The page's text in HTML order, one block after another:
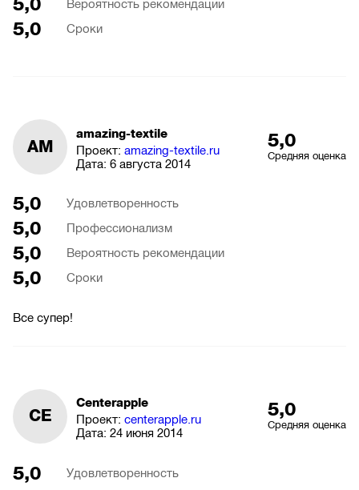
5,0 Вероятность рекомендации
5,0 Сроки
AM
amazing-textile
Проект: amazing-textile.ru
Дата: 6 августа 2014
5,0
Средняя оценка
5,0 Удовлетворенность
5,0 Профессионализм
5,0 Вероятность рекомендации
5,0 Сроки
Все супер!
CE
Centerapple
Проект: centerapple.ru
Дата: 24 июня 2014
5,0
Средняя оценка
5,0 Удовлетворенность